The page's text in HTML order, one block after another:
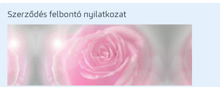
Szerződés felbontó nyilatkozat